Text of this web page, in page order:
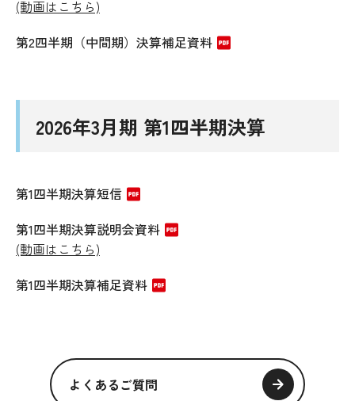
(動画はこちら)
第2四半期（中間期）決算補足資料
2026年3月期 第1四半期決算
第1四半期決算短信
第1四半期決算説明会資料
(動画はこちら)
第1四半期決算補足資料
よくあるご質問